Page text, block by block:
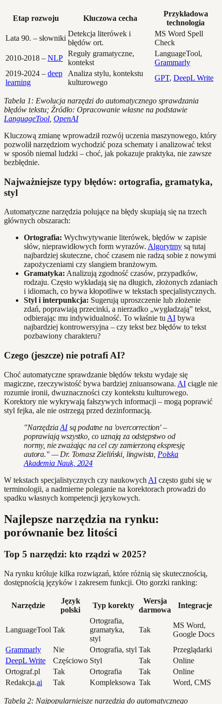
Etap rozwoju Kluczowa cecha
Przykładowa
technologia
Lata 90. – słowniki
Detekcja literówek i
błędów ort.
MS Word Spell
Check
2010-2018 – NLP
Reguły gramatyczne,
kontekst
LanguageTool,
Grammarly
2019-2024 – deep
learning
Analiza stylu, kontekstu
kulturowego
GPT, DeepL Write
Tabela 1: Ewolucja narzędzi do automatycznego sprawdzania
błędów tekstu; Źródło: Opracowanie własne na podstawie
LanguageTool OpenAI
Kluczową zmianę wprowadził rozwój uczenia maszynowego, który
pozwolił narzędziom wychodzić poza schematy i analizować tekst
w sposób niemal ludzki – choć, jak pokazuje praktyka, nie zawsze
bezbłędnie.
Najważniejsze typy błędów: ortografia, gramatyka,
styl
Automatyczne narzędzia polujące na błędy skupiają się na trzech
głównych obszarach:
Ortografia: Wychwytywanie literówek, błędów w zapisie
słów, nieprawidłowych form wyrazów. Algorytmy są tutaj
najbardziej skuteczne, choć czasem nie radzą sobie z nowymi
zapożyczeniami czy slangiem branżowym.
Gramatyka: Analizują zgodność czasów, przypadków,
rodzaju. Często wykładają się na długich, złożonych zdaniach
i idiomach, co bywa kłopotliwe w tekstach specjalistycznych.
Styl i interpunkcja: Sugerują uproszczenie lub złożenie
zdań, poprawiają przecinki, a nierzadko „wygładzają” tekst,
odbierając mu indywidualność. To właśnie tu AI bywa
najbardziej kontrowersyjna – czy tekst bez błędów to tekst
pozbawiony charakteru?
Czego (jeszcze) nie potrafi AI?
Choć automatyczne sprawdzanie błędów tekstu wydaje się
magiczne, rzeczywistość bywa bardziej zniuansowana. AI ciągle nie
rozumie ironii, dwuznaczności czy kontekstu kulturowego.
Korektory nie wykrywają fałszywych informacji – mogą poprawić
styl fejka, ale nie ostrzegą przed dezinformacją.
"NarzędziaAIsą podatne na 'overcorrection' –
poprawiają wszystko, co uznają za odstępstwo od
normy, nie zważając na cel czy zamierzoną ekspresję
autora." — Dr. Tomasz Zieliński, lingwista, Polska
Akademia Nauk, 2024
W tekstach specjalistycznych czy naukowych AI często gubi się w
terminologii, a nadmierne poleganie na korektorach prowadzi do
spadku własnych kompetencji językowych.
Najlepsze narzędzia na rynku:
porównanie bez litości
Top 5 narzędzi: kto rządzi w 2025?
Na rynku króluje kilka rozwiązań, które różnią się skutecznością,
dostępnością języków i zakresem funkcji. Oto gorzki ranking:
Narzędzie
Język
polski
Typ korekty
Wersja
darmowa
Integracje
LanguageTool Tak
Ortografia,
gramatyka,
styl
Tak
MS Word,
Google Docs
Grammarly
Nie Ortografia, styl Tak
Przeglądarki
DeepL Write
Częściowo Styl Tak
Online
Ortograf.pl
Tak Ortografia Tak
Online
Redakcja.ai Tak Kompleksowa Tak Word, CMS
Tabela 2: Najpopularniejsze narzędzia do automatycznego